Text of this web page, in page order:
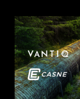
お役立ち情報
会社情報
言語